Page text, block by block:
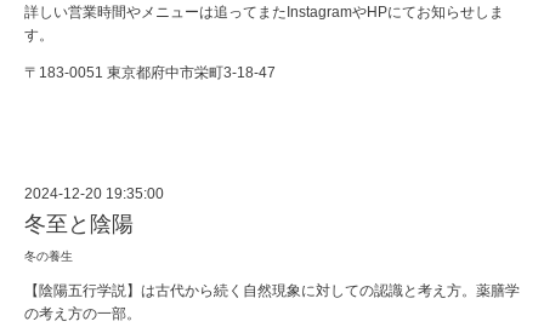
詳しい営業時間やメニューは追ってまたInstagramやHPにてお知らせしま
す。
〒183-0051 東京都府中市栄町3-18-47
2024-12-20 19:35:00
冬至と陰陽
冬の養生
【陰陽五行学説】は古代から続く自然現象に対しての認識と考え方。薬膳学
の考え方の一部。